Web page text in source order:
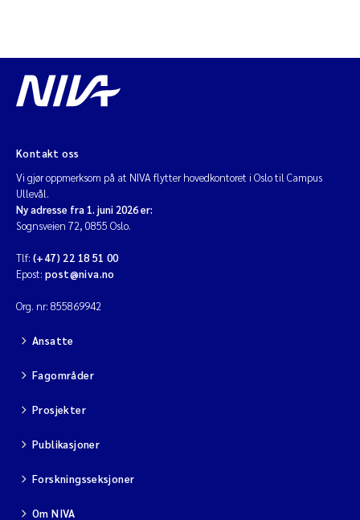
Kontakt oss
Vi gjør oppmerksom på at NIVA flytter hovedkontoret i Oslo til Campus
Ullevål.
Ny adresse fra 1. juni 2026 er:
Sognsveien 72, 0855 Oslo.
Tlf: (+47) 22 18 51 00
Epost: post@niva.no
Org. nr: 855869942
Ansatte
Fagområder
Prosjekter
Publikasjoner
Forskningsseksjoner
Om NIVA